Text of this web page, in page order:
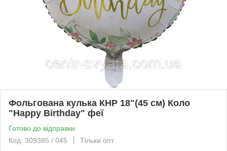
Фольгована кулька КНР 18"(45 см) Коло
"Happy Birthday" феї
Готово до відправки
Код: 309385 / 045
Тільки опт